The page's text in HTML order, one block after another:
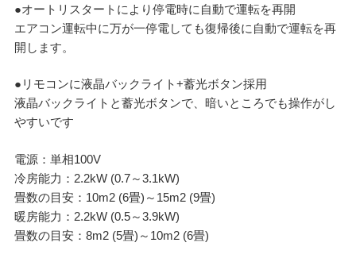
●オートリスタートにより停電時に自動で運転を再開
エアコン運転中に万が一停電しても復帰後に自動で運転を再
開します。
●リモコンに液晶バックライト+蓄光ボタン採用
液晶バックライトと蓄光ボタンで、暗いところでも操作がし
やすいです
電源：単相100V
冷房能力：2.2kW (0.7～3.1kW)
畳数の目安：10m2 (6畳)～15m2 (9畳)
暖房能力：2.2kW (0.5～3.9kW)
畳数の目安：8m2 (5畳)～10m2 (6畳)